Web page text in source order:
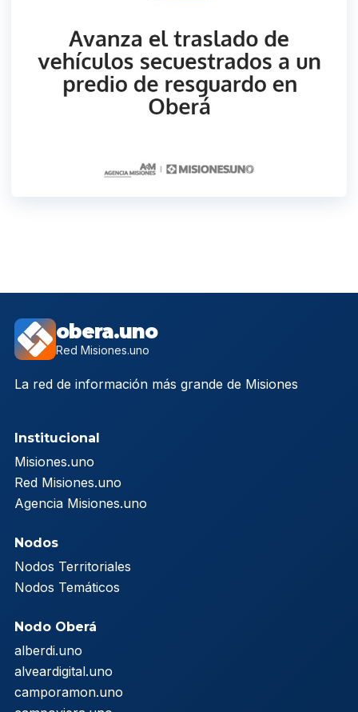
obera.uno
Red Misiones.uno
La red de información más grande de Misiones
Institucional
Misiones.uno
Red Misiones.uno
Agencia Misiones.uno
Nodos
Nodos Territoriales
Nodos Temáticos
Nodo Oberá
alberdi.uno
alveardigital.uno
camporamon.uno